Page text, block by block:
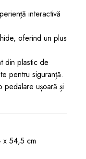
interactivă
oferind un plus
din plastic de
pentru siguranță.
pedalare ușoară și
x 54,5 cm